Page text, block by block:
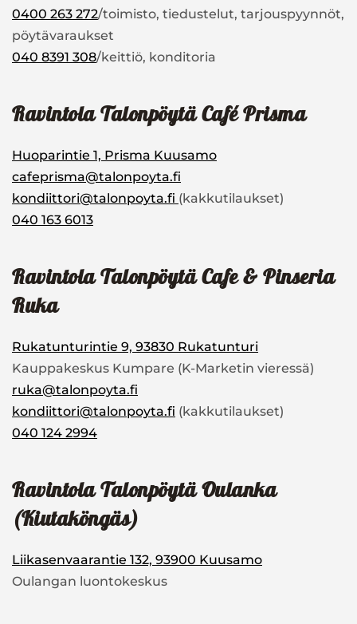
0400 263 272/toimisto, tiedustelut, tarjouspyynnöt,
pöytävaraukset
040 8391 308/keittiö, konditoria
Ravintola Talonpöytä Café Prisma
Huoparintie 1, Prisma Kuusamo
cafeprisma@talonpoyta.fi
kondiittori@talonpoyta.fi (kakkutilaukset)
040 163 6013
Ravintola Talonpöytä Cafe & Pinseria
Ruka
Rukatunturintie 9, 93830 Rukatunturi
Kauppakeskus Kumpare (K-Marketin vieressä)
ruka@talonpoyta.fi
kondiittori@talonpoyta.fi (kakkutilaukset)
040 124 2994
Ravintola Talonpöytä Oulanka
(Kiutaköngäs)
Liikasenvaarantie 132, 93900 Kuusamo
Oulangan luontokeskus